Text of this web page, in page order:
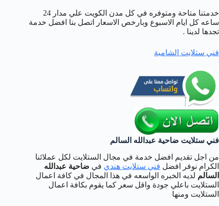
خدمتنا متاحة ومتوفره في كل مدن الكويت علي مدار 24
ساعه كل ايام الاسبوع وبارخص الاسعار اتصل بنا افضل خدمة
تجدها لدينا .
فني ستلايت الشامية
فني ستلايت ضاحية عبدالله السالم
من اجل تقديم افضل خدمة في مجال الستلايت لكل عملائنا
الكرام نوفر افضل فني ستلايت هندي في ضاحية عبدالله
السالم لديه الخبره الواسعه في هذا المجال في كافة اعمال
الستلايت باعلي جودة واقل سعر كما يقوم بكافة اعمال
الستلايت ومنها